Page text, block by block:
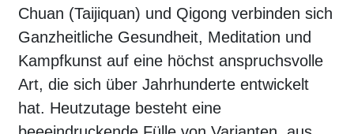
Chuan (Taijiquan) und Qigong verbinden sich
Ganzheitliche Gesundheit, Meditation und
Kampfkunst auf eine höchst anspruchsvolle
Art, die sich über Jahrhunderte entwickelt
hat. Heutzutage besteht eine